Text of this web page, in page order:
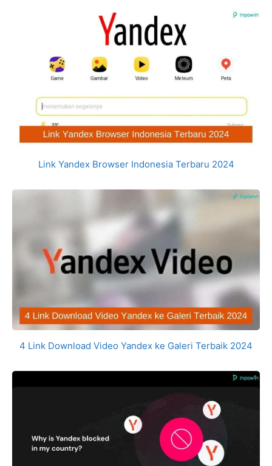
Link Yandex Browser Indonesia Terbaru 2024
4 Link Download Video Yandex ke Galeri Terbaik 2024